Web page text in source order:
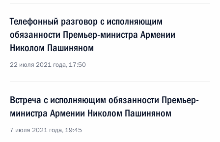
Телефонный разговор с исполняющим
обязанности Премьер-министра Армении
Николом Пашиняном
22 июля 2021 года, 17:50
Встреча с исполняющим обязанности Премьер-
министра Армении Николом Пашиняном
7 июля 2021 года, 19:45